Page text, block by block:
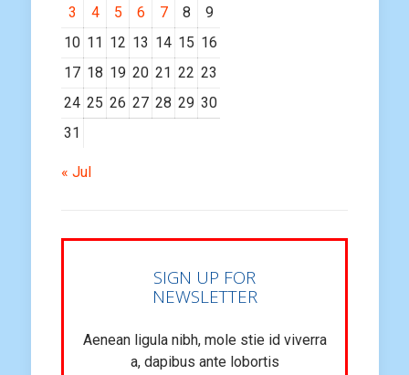
3
4 5 6 7 8
9
10 11 12 13 14 15 16
17 18 19 20 21 22 23
24 25 26 27 28 29 30
31
« Jul
SIGN UP FOR
NEWSLETTER
Aenean ligula nibh, mole stie id viverra
a, dapibus ante lobortis